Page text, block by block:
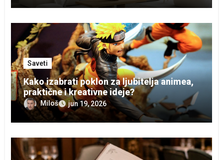
Saveti
Kako izabrati poklon za ljubitelja animea,
praktične i kreativne ideje?
Miloš jun 19, 2026